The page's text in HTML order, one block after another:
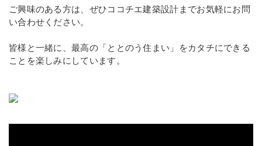
ご興味のある方は、ぜひココチエ建築設計までお気軽にお問
い合わせください。
皆様と一緒に、最高の「ととのう住まい」をカタチにできる
ことを楽しみにしています。